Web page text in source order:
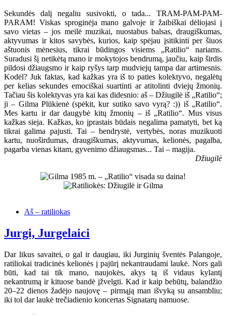
Sekundės dalį negaliu susivokti, o tada... TRAM-PAM-PAM-
PARAM! Viskas sproginėja mano galvoje ir žaibiškai dėliojasi į
savo vietas – jos meilė muzikai, nuostabus balsas, draugiškumas,
aktyvumas ir kitos savybės, kurios, kaip spėjau įsitikinti per šiuos
aštuonis mėnesius, tikrai būdingos visiems „Ratilio“ nariams.
Suradusi šį netikėtą mano ir mokytojos bendrumą, jaučiu, kaip širdis
pildosi džiaugsmo ir kaip ryšys tarp mudviejų tampa dar artimesnis.
Kodėl? Juk faktas, kad kažkas yra iš to paties kolektyvo, negalėtų
per kelias sekundes emociškai suartinti ar atitolinti dviejų žmonių.
Tačiau šis kolektyvas yra kai kas didesnio: aš – Džiugilė iš „Ratilio“;
ji – Gilma Plūkienė (spėkit, kur sutiko savo vyrą? :)) iš „Ratilio“.
Mes kartu ir dar daugybė kitų žmonių – iš „Ratilio“. Mus visus
kažkas sieja. Kažkas, ko įprastais būdais negalima pamatyti, bet ką
tikrai galima pajusti. Tai – bendrystė, vertybės, noras muzikuoti
kartu, nuoširdumas, draugiškumas, aktyvumas, kelionės, pagalba,
pagarba vienas kitam, gyvenimo džiaugsmas... Tai – magija.
Džiugilė
Aš – ratiliokas
Jurgi, Jurgelaici
Dar likus savaitei, o gal ir daugiau, iki Jurginių šventės Palangoje,
ratiliokai tradicinės kelionės į pajūrį nekantraudami laukė. Nors gali
būti, kad tai tik mano, naujokės, akys tą iš vidaus kylantį
nekantrumą ir kituose bandė įžvelgti. Kad ir kaip bebūtų, balandžio
20–22 dienos žadėjo naujovę – pirmąją man išvyką su ansambliu;
iki tol dar laukė trečiadienio koncertas Signatarų namuose.